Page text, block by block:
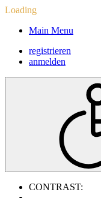
Loading
Main Menu
registrieren
anmelden
CONTRAST: